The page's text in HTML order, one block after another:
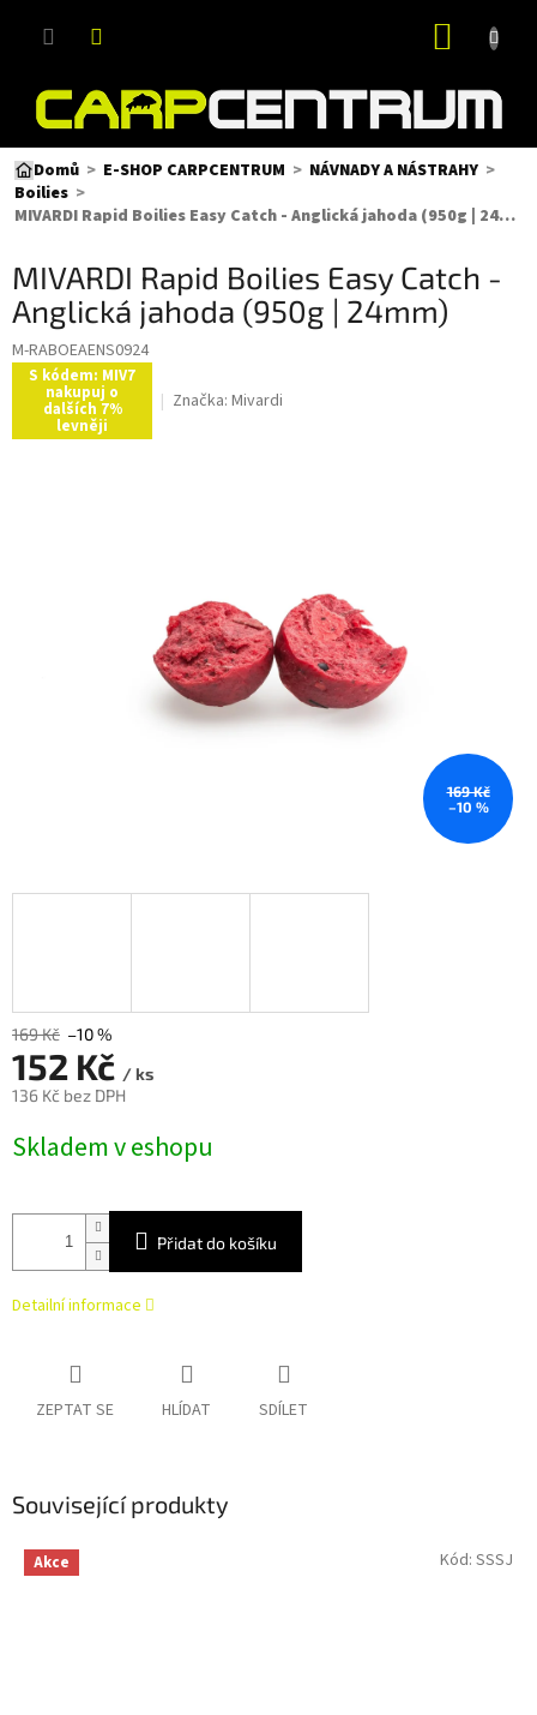
Domů E-SHOP CARPCENTRUM
NÁVNADY A NÁSTRAHY
Boilies
MIVARDI Rapid Boilies Easy Catch - Anglická jahoda (950g | 24mm)
MIVARDI Rapid Boilies Easy Catch -
Anglická jahoda (950g | 24mm)
M-RABOEAENS0924
S kódem: MIV7
nakupuj o
dalších 7%
levněji
Značka: Mivardi
169 Kč
–10 %
169 Kč –10 %
152 Kč / ks
136 Kč bez DPH
cena:
Skladem v eshopu
Přidat do košíku
Detailní informace
ZEPTAT SE HLÍDAT SDÍLET
Související produkty
Akce Kód: SSSJ